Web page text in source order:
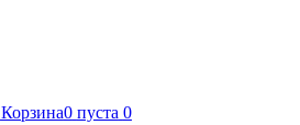
Корзина0 пуста 0